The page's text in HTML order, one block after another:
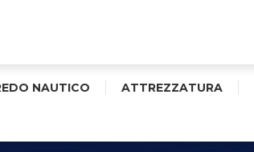
NAUTICO ATTREZZATURA